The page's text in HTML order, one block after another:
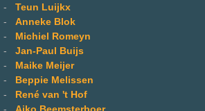
- Teun Luijkx
- Anneke Blok
-
Michiel Romeyn
- Jan-Paul Buijs
-
Maike Meijer
-
Beppie Melissen
-
René van 't Hof